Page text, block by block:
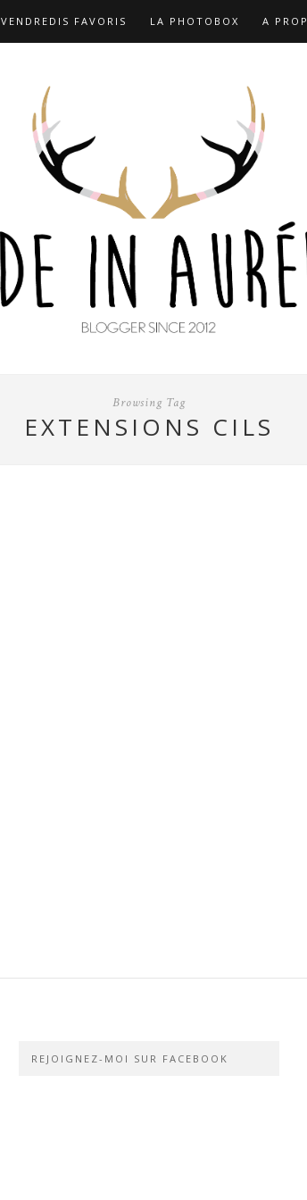
VENDREDIS FAVORIS LA PHOTOBOX A
Browsing Tag
EXTENSIONS CILS
REJOIGNEZ-MOI SUR FACEBOOK